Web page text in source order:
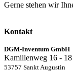
Gerne stehen wir
Kontakt
DGM-Inventum GmbH
Kamillenweg 16 - 18
53757 Sankt Augustin